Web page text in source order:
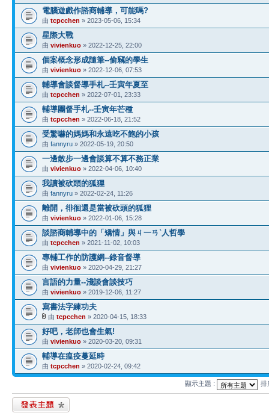
電腦遊戲作諮商輔導，可能嗎?
由 tcpcchen » 2023-05-06, 15:34
星際大戰
由 vivienkuo » 2022-12-25, 22:00
個案概念形成隨筆--偷竊的學生
由 vivienkuo » 2022-12-06, 07:53
輔導會談督導手札--壬寅年夏至
由 tcpcchen » 2022-07-01, 23:33
輔導團督手札--壬寅年芒種
由 tcpcchen » 2022-06-18, 21:52
受驚嚇的媽媽和永遠吃不飽的小孩
由 fannyru » 2022-05-19, 20:50
一邊散步一邊會談算不算不務正業
由 vivienkuo » 2022-04-06, 10:40
我讀被砍頭的狐狸
由 fannyru » 2022-02-24, 11:26
離開，徘徊還是當被砍頭的狐狸
由 vivienkuo » 2022-01-06, 15:28
談諮商輔導中的「矯情」與ㄐ一ㄢˋ人哲學
由 tcpcchen » 2021-11-02, 10:03
專輔工作的防護網--錄音督導
由 vivienkuo » 2020-04-29, 21:27
言語的力量--淺談會談技巧
由 vivienkuo » 2019-12-06, 11:27
寫書法字練功夫
由 tcpcchen » 2020-04-15, 18:33
好吧，老師也會生氣!
由 vivienkuo » 2020-03-20, 09:31
輔導在瘟疫蔓延時
由 tcpcchen » 2020-02-24, 09:42
顯示主題 : 排
發表新主題